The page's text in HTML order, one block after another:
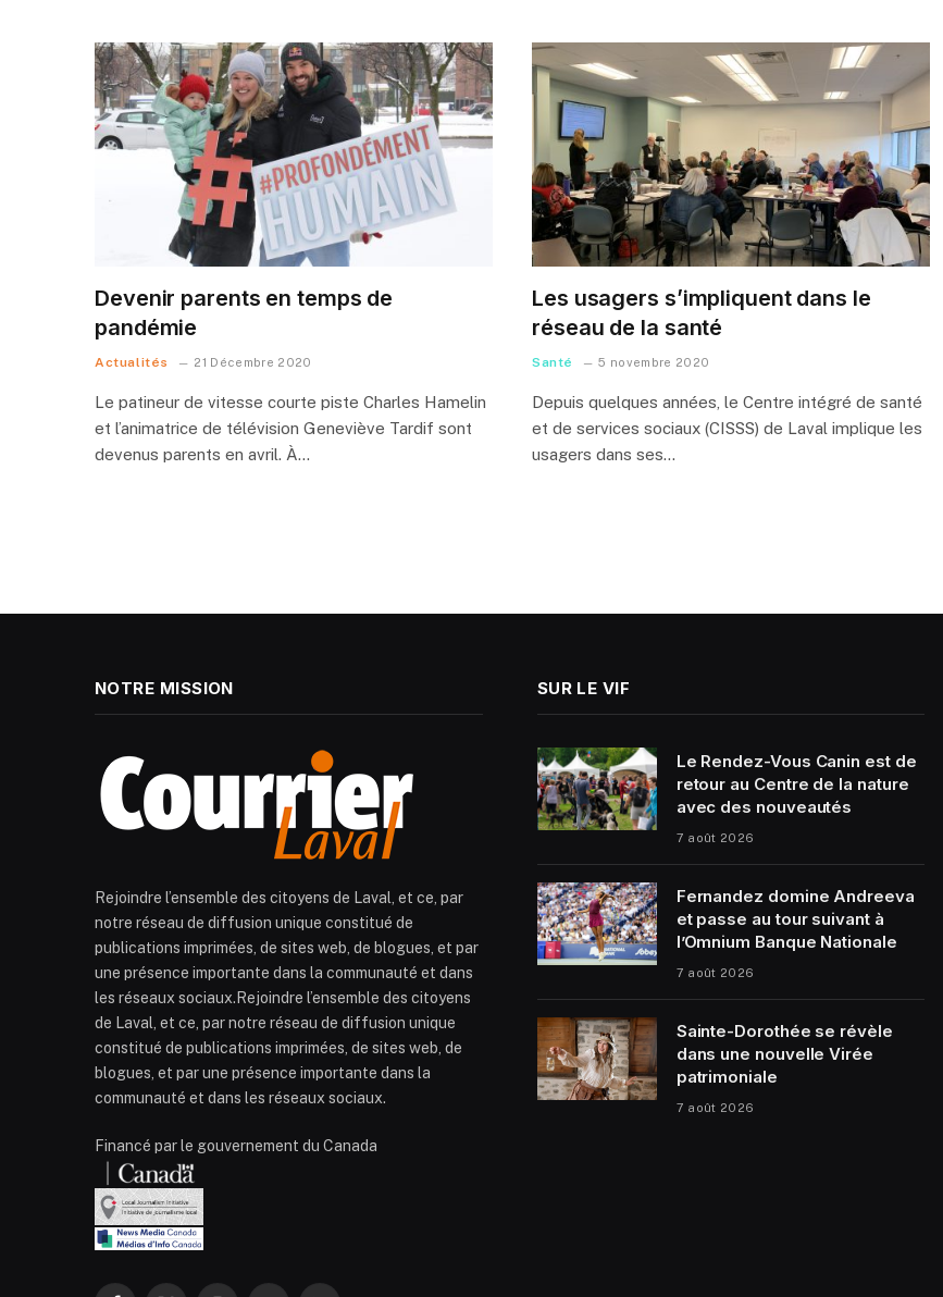
Devenir parents en temps de
pandémie
Actualités 21 Décembre 2020
Le patineur de vitesse courte piste Charles Hamelin
et l’animatrice de télévision Geneviève Tardif sont
devenus parents en avril. À…
Les usagers s’impliquent dans le
réseau de la santé
Santé 5 novembre 2020
Depuis quelques années, le Centre intégré de santé
et de services sociaux (CISSS) de Laval implique les
usagers dans ses…
NOTRE MISSION
Rejoindre l’ensemble des citoyens de Laval, et ce, par
notre réseau de diffusion unique constitué de
publications imprimées, de sites web, de blogues, et par
une présence importante dans la communauté et dans
les réseaux sociaux.Rejoindre l’ensemble des citoyens
de Laval, et ce, par notre réseau de diffusion unique
constitué de publications imprimées, de sites web, de
blogues, et par une présence importante dans la
communauté et dans les réseaux sociaux.
Financé par le gouvernement du Canada
SUR LE VIF
Le Rendez-Vous Canin est de
retour au Centre de la nature
avec des nouveautés
7 août 2026
Fernandez domine Andreeva
et passe au tour suivant à
l’Omnium Banque Nationale
7 août 2026
Sainte-Dorothée se révèle
dans une nouvelle Virée
patrimoniale
7 août 2026